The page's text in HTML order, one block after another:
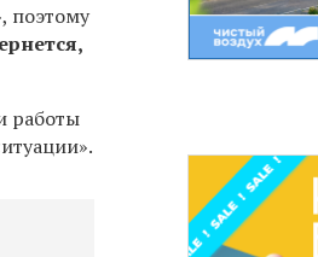
поэтому
работы